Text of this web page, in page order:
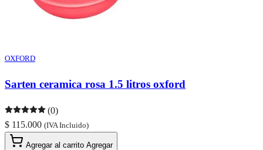
OXFORD
Sarten ceramica rosa 1.5 litros oxford
(0)
$ 115.000 (IVA Incluido)
Agregar al carrito Agregar